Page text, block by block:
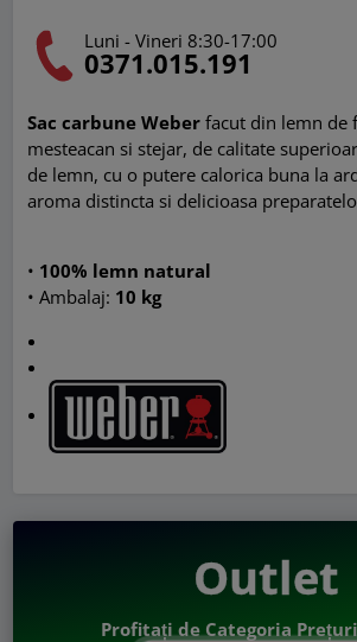
Luni - Vineri 8:30-17:00
0371.015.191
Sac carbune Weber facut din lemn de
mesteacan si stejar, de calitate
de lemn, cu o putere calorica buna la
aroma distincta si delicioasa
• 100% lemn natural
• Ambalaj: 10 kg
Outlet
Profitați de Categoria